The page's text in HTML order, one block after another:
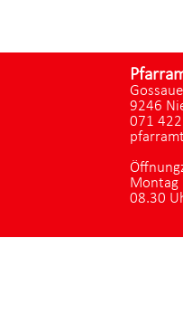
9246
071
Montag
08.30